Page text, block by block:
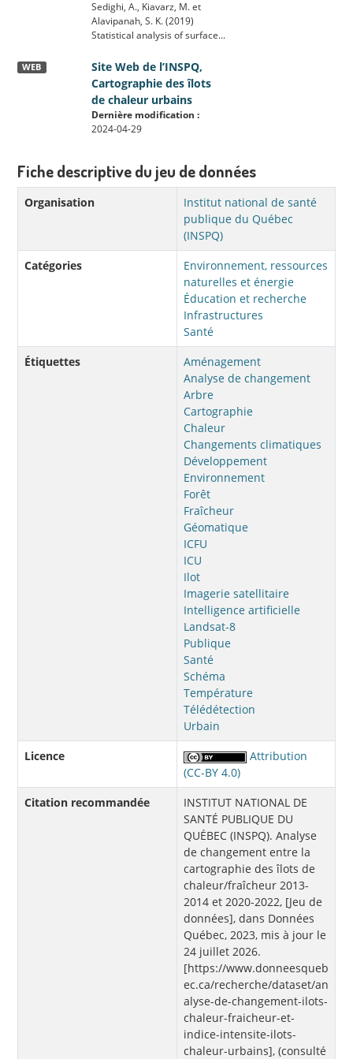
Sedighi, A., Kiavarz, M. et
Alavipanah, S. K. (2019)
Statistical analysis of surface...
Site Web de l’INSPQ,
Cartographie des îlots
de chaleur urbains
WEB
Dernière modification :
2024-04-29
Fiche descriptive du jeu de données
Organisation
Institut national de santé
publique du Québec
(INSPQ)
Catégories
Environnement, ressources
naturelles et énergie
Éducation et recherche
Infrastructures
Santé
Étiquettes
Aménagement
Analyse de changement
Arbre
Cartographie
Chaleur
Changements climatiques
Développement
Environnement
Forêt
Fraîcheur
Géomatique
ICFU
ICU
Ilot
Imagerie satellitaire
Intelligence artificielle
Landsat-8
Publique
Santé
Schéma
Température
Télédétection
Urbain
Licence
Attribution
(CC-BY 4.0)
Citation recommandée
INSTITUT NATIONAL DE
SANTÉ PUBLIQUE DU
QUÉBEC (INSPQ). Analyse
de changement entre la
cartographie des îlots de
chaleur/fraîcheur 2013-
2014 et 2020-2022, [Jeu de
données], dans Données
Québec, 2023, mis à jour le
24 juillet 2026.
[https://www.donneesqueb
ec.ca/recherche/dataset/an
alyse-de-changement-ilots-
chaleur-fraicheur-et-
indice-intensite-ilots-
chaleur-urbains], (consulté